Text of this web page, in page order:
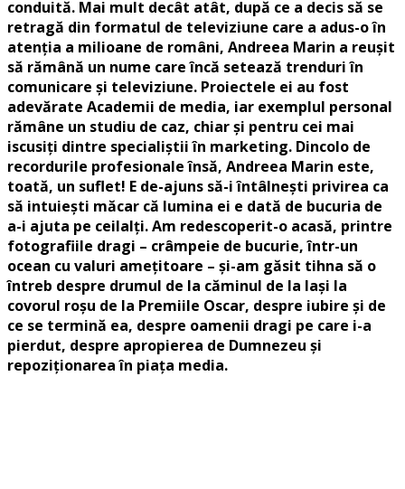
conduită. Mai mult decât atât, după ce a decis să se
retragă din formatul de televiziune care a adus-o în
atenția a milioane de români, Andreea Marin a reușit
să rămână un nume care încă setează trenduri în
comunicare și televiziune. Proiectele ei au fost
adevărate Academii de media, iar exemplul personal
rămâne un studiu de caz, chiar și pentru cei mai
iscusiți dintre specialiștii în marketing. Dincolo de
recordurile profesionale însă, Andreea Marin este,
toată, un suflet! E de-ajuns să-i întâlnești privirea ca
să intuiești măcar că lumina ei e dată de bucuria de
a-i ajuta pe ceilalți. Am redescoperit-o acasă, printre
fotografiile dragi – crâmpeie de bucurie, într-un
ocean cu valuri amețitoare – și-am găsit tihna să o
întreb despre drumul de la căminul de la Iași la
covorul roșu de la Premiile Oscar, despre iubire și de
ce se termină ea, despre oamenii dragi pe care i-a
pierdut, despre apropierea de Dumnezeu și
repoziționarea în piața media.